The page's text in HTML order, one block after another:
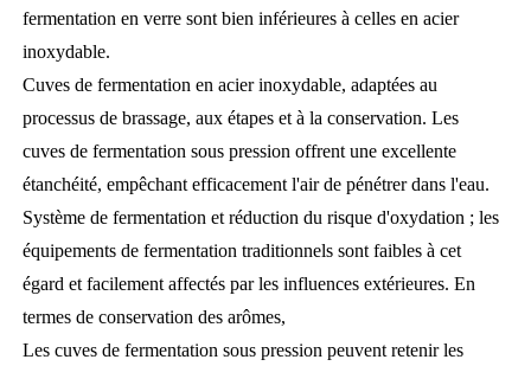
fermentation en verre sont bien inférieures à celles en acier
inoxydable.
Cuves de fermentation en acier inoxydable, adaptées au
processus de brassage, aux étapes et à la conservation. Les
cuves de fermentation sous pression offrent une excellente
étanchéité, empêchant efficacement l'air de pénétrer dans l'eau.
Système de fermentation et réduction du risque d'oxydation ; les
équipements de fermentation traditionnels sont faibles à cet
égard et facilement affectés par les influences extérieures. En
termes de conservation des arômes,
Les cuves de fermentation sous pression peuvent retenir les